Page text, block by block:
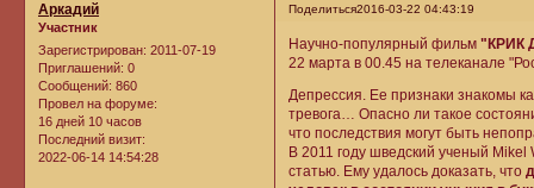
Поделиться2016-03-22 04:43:19
Аркадий
Участник
Зарегистрирован: 2011-07-19
Приглашений: 0
Сообщений: 860
Провел на форуме:
16 дней 10 часов
Последний визит:
2022-06-14 14:54:28
Научно-популярный фильм"КРИК
22 марта в 00.45 на телеканале
Депрессия. Ее признаки знакомы
тревога… Опасно ли такое
что последствия могут быть
В 2011 году шведский ученый
статью. Ему удалось доказать, что